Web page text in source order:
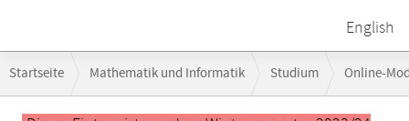
English
Navigation
Startseite Mathematik und Informatik Studium Online-